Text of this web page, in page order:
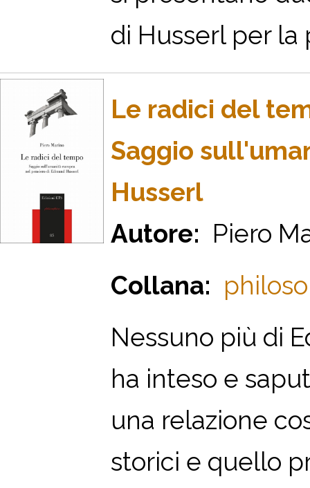
di Husserl per
Le radici del
Saggio
Husserl
Autore: Piero
Collana:
Nessuno più di
ha inteso e
una relazione
storici e quello